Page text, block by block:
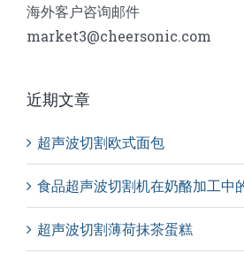
海外客户咨询邮件
market3@cheersonic.com
近期文章
超声波切割欧式面包
食品超声波切割机在奶酪加工中
超声波切割薄荷抹茶蛋糕